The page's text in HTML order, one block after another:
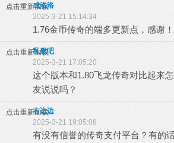
点击重新加载
成洛洛
2025-3-21 15:14:34
1.76金币传奇的端多更新点，感谢！
点击重新加载
私服吧
2025-3-21 17:05:20
这个版本和1.80飞龙传奇对比起来
友说说吗？
点击重新加载
右边边
2025-3-21 19:05:08
有没有信誉的传奇支付平台？有的